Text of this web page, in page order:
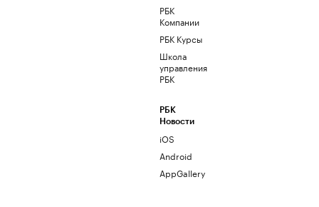
РБК
Компании
РБК Курсы
Школа
управления
РБК
РБК
Новости
iOS
Android
AppGallery